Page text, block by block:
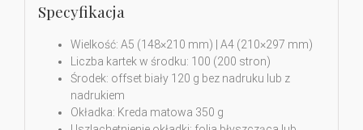
Specyfikacja
Wielkość: A5 (148×210 mm) | A4 (210×297 mm)
Liczba kartek w środku: 100 (200 stron)
Środek: offset biały 120 g bez nadruku lub z
nadrukiem
Okładka: Kreda matowa 350 g